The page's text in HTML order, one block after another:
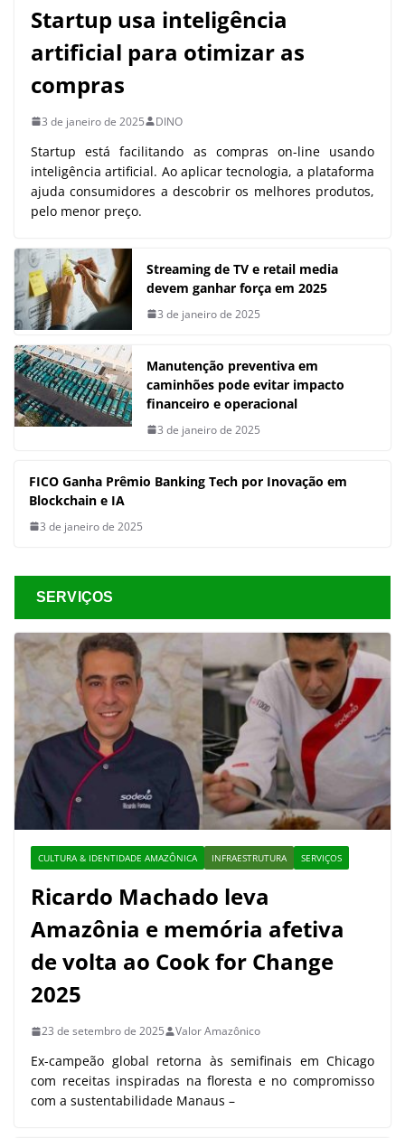
Startup usa inteligência
artificial para otimizar as
compras
3 de janeiro de 2025 DINO
Startup está facilitando as compras on-line usando
inteligência artificial. Ao aplicar tecnologia, a plataforma
ajuda consumidores a descobrir os melhores produtos,
pelo menor preço.
Streaming de TV e retail media
devem ganhar força em 2025
3 de janeiro de 2025
Manutenção preventiva em
caminhões pode evitar impacto
financeiro e operacional
3 de janeiro de 2025
FICO Ganha Prêmio Banking Tech por Inovação em
Blockchain e IA
3 de janeiro de 2025
SERVIÇOS
CULTURA & IDENTIDADE AMAZÔNICA INFRAESTRUTURA SERVIÇOS
Ricardo Machado leva
Amazônia e memória afetiva
de volta ao Cook for Change
2025
23 de setembro de 2025 Valor Amazônico
Ex-campeão global retorna às semifinais em Chicago
com receitas inspiradas na floresta e no compromisso
com a sustentabilidade Manaus –